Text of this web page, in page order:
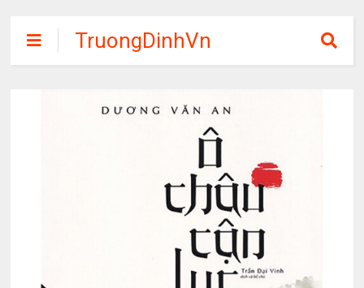
TruongDinhVn
Chia sẽ ebook,
phần mềm học